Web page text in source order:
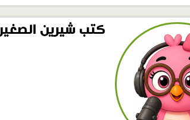
كتب شيرين الصغير